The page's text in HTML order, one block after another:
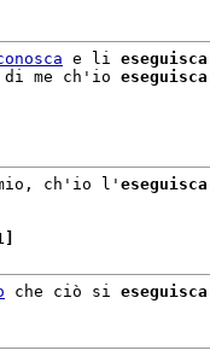
e li eseguisca
di me ch'io eseguisca
ch'io l'eseguisca
che ciò si eseguisca